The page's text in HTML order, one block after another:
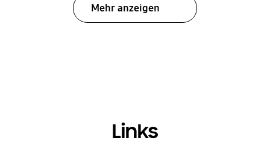
Mehr anzeigen
Links